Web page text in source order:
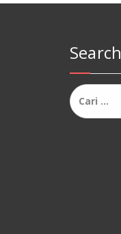
Search
Cari
untuk: